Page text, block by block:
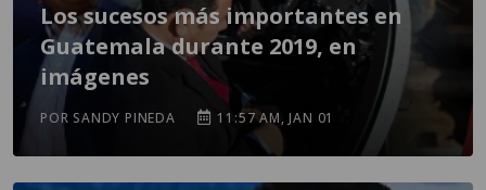
Los sucesos más importantes en
Guatemala durante 2019, en
imágenes
POR SANDY PINEDA 11:57 AM, JAN 01